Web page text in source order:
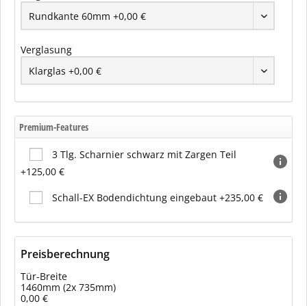
Verglasung
Premium-Features
3 Tlg. Scharnier schwarz mit Zargen Teil
+125,00 €
Schall-EX Bodendichtung eingebaut +235,00 €
Preisberechnung
Tür-Breite
1460mm (2x 735mm)
0,00 €